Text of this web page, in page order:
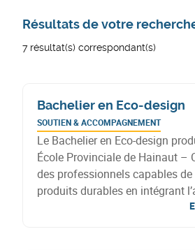
Résultats de votre
7 résultat(s) correspondant(s)
Bachelier en Eco-design
SOUTIEN & ACCOMPAGNEMENT
Le Bachelier en Eco-design
École Provinciale de Hainaut –
des professionnels capables
produits durables en intégrant
impacts, le choix de matériaux